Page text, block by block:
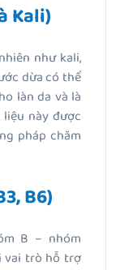
Kali)
như kali,
dừa có thể
làn da và là
này được
pháp chăm
B6)
B – nhóm
vai trò hỗ trợ